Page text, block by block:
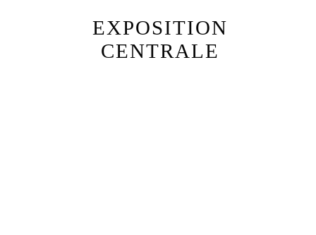
EXPOSITION
CENTRALE